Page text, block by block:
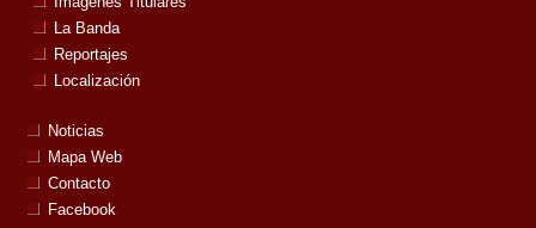
La Banda
Reportajes
Localización
Noticias
Mapa Web
Contacto
Facebook